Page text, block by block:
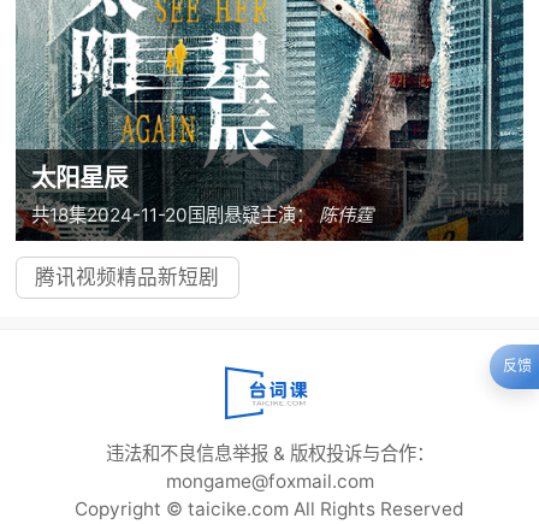
太阳星辰
共18集2024-11-20国剧悬疑主演：陈伟霆
腾讯视频精品新短剧
违法和不良信息举报 & 版权投诉与合作：
mongame@foxmail.com
Copyright © taicike.com All Rights Reserved
反馈